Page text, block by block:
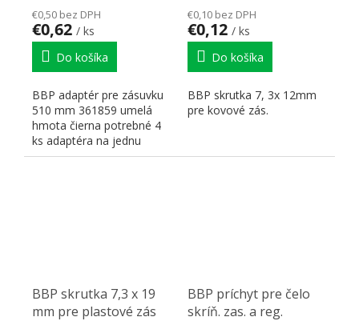
€0,50 bez DPH
€0,62 / ks
Do košíka
BBP adaptér pre zásuvku
510 mm 361859 umelá
hmota čierna potrebné 4
ks adaptéra na jednu
zásuvku
€0,10 bez DPH
€0,12 / ks
Do košíka
BBP skrutka 7, 3x 12mm
pre kovové zás.
BBP skrutka 7,3 x 19
mm pre plastové zás
BBP príchyt pre čelo
skríň. zas. a reg.